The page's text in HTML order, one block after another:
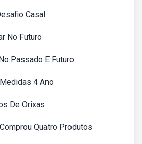
Casal
No Futuro
Passado E Futuro
4 Ano
De Orixas
Quatro Produtos